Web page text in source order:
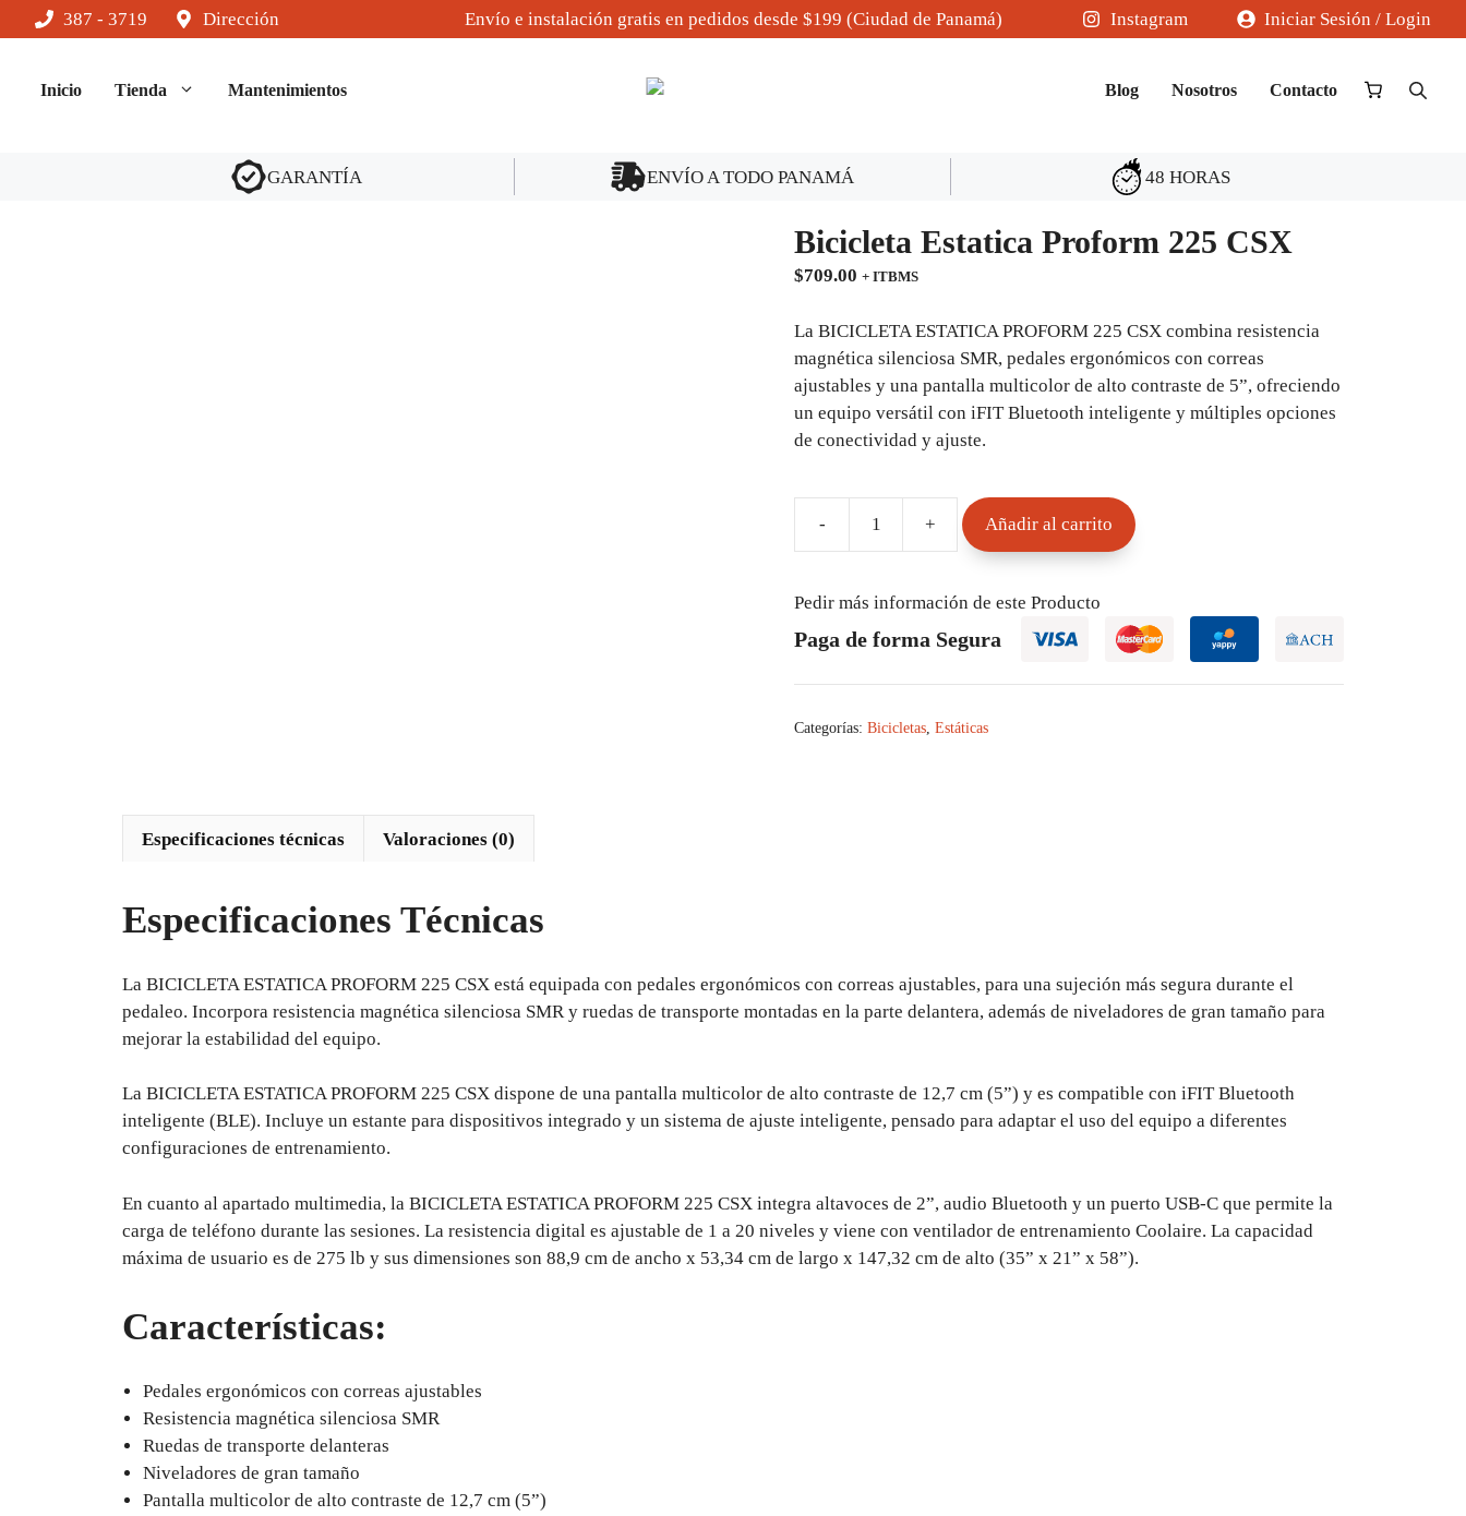
al
387 - 3719 Dirección Envío e instalación gratis en pedidos desde $199 (Ciudad de Panamá) Instagram Iniciar Sesión / Login
Inicio Tienda Mantenimientos Blog Nosotros Contacto
GARANTÍA ENVÍO A TODO PANAMÁ 48 HORAS
Bicicleta Estatica Proform 225 CSX
$709.00 + ITBMS
La BICICLETA ESTATICA PROFORM 225 CSX combina resistencia
magnética silenciosa SMR, pedales ergonómicos con correas
ajustables y una pantalla multicolor de alto contraste de 5”, ofreciendo
un equipo versátil con iFIT Bluetooth inteligente y múltiples opciones
de conectividad y ajuste.
-
Proform
CSX
+ Añadir al carrito
Pedir más información de este Producto
Paga de forma Segura
Categorías: Bicicletas, Estáticas
Especificaciones técnicas Valoraciones (0)
Especificaciones Técnicas
La BICICLETA ESTATICA PROFORM 225 CSX está equipada con pedales ergonómicos con correas ajustables, para una sujeción más segura durante el
pedaleo. Incorpora resistencia magnética silenciosa SMR y ruedas de transporte montadas en la parte delantera, además de niveladores de gran tamaño para
mejorar la estabilidad del equipo.
La BICICLETA ESTATICA PROFORM 225 CSX dispone de una pantalla multicolor de alto contraste de 12,7 cm (5”) y es compatible con iFIT Bluetooth
inteligente (BLE). Incluye un estante para dispositivos integrado y un sistema de ajuste inteligente, pensado para adaptar el uso del equipo a diferentes
configuraciones de entrenamiento.
En cuanto al apartado multimedia, la BICICLETA ESTATICA PROFORM 225 CSX integra altavoces de 2”, audio Bluetooth y un puerto USB-C que permite la
carga de teléfono durante las sesiones. La resistencia digital es ajustable de 1 a 20 niveles y viene con ventilador de entrenamiento Coolaire. La capacidad
máxima de usuario es de 275 lb y sus dimensiones son 88,9 cm de ancho x 53,34 cm de largo x 147,32 cm de alto (35” x 21” x 58”).
Características:
Pedales ergonómicos con correas ajustables
Resistencia magnética silenciosa SMR
Ruedas de transporte delanteras
Niveladores de gran tamaño
Pantalla multicolor de alto contraste de 12,7 cm (5”)